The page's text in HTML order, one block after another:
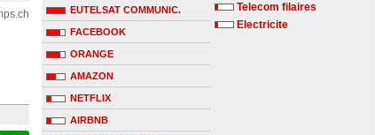
EUTELSAT COMMUNIC.
FACEBOOK
ORANGE
AMAZON
NETFLIX
AIRBNB
Telecom filaires
Electricite